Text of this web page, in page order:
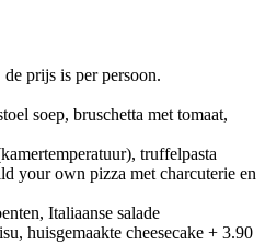
prijs is per persoon.
soep, bruschetta met tomaat,
truffelpasta
your own pizza met charcuterie en
Italiaanse salade
huisgemaakte cheesecake + 3.90